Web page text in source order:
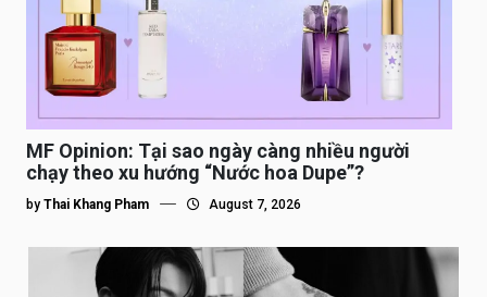
MF Opinion: Tại sao ngày càng nhiều người
chạy theo xu hướng “Nước hoa Dupe”?
by Thai Khang Pham August 7, 2026